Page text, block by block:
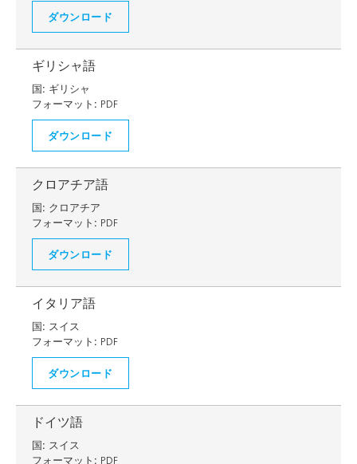
ダウンロード
ギリシャ語
国: ギリシャ
フォーマット: PDF
ダウンロード
クロアチア語
国: クロアチア
フォーマット: PDF
ダウンロード
イタリア語
国: スイス
フォーマット: PDF
ダウンロード
ドイツ語
国: スイス
フォーマット: PDF